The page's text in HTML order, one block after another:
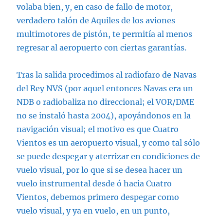
volaba bien, y, en caso de fallo de motor,
verdadero talón de Aquiles de los aviones
multimotores de pistón, te permitía al menos
regresar al aeropuerto con ciertas garantías.
Tras la salida procedimos al radiofaro de Navas
del Rey NVS (por aquel entonces Navas era un
NDB o radiobaliza no direccional; el VOR/DME
no se instaló hasta 2004), apoyándonos en la
navigación visual; el motivo es que Cuatro
Vientos es un aeropuerto visual, y como tal sólo
se puede despegar y aterrizar en condiciones de
vuelo visual, por lo que si se desea hacer un
vuelo instrumental desde ó hacia Cuatro
Vientos, debemos primero despegar como
vuelo visual, y ya en vuelo, en un punto,